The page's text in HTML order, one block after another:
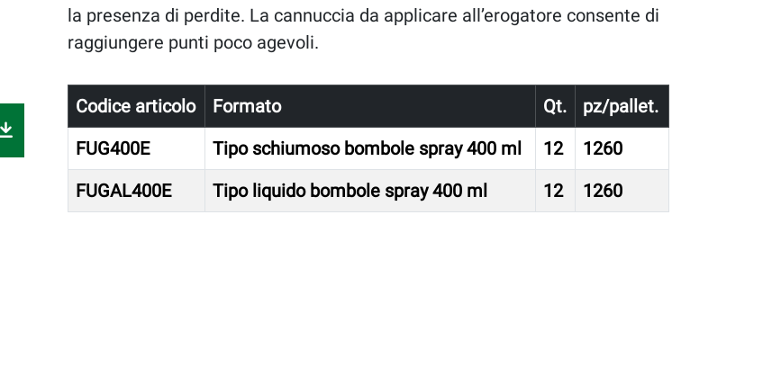
la presenza di perdite. La cannuccia da applicare all’erogatore consente di
raggiungere punti poco agevoli.
Codice articolo Formato Qt.
pz/pallet.
FUG400E
Tipo schiumoso bombole spray 400 ml 12
1260
FUGAL400E
Tipo liquido bombole spray 400 ml 12 1260